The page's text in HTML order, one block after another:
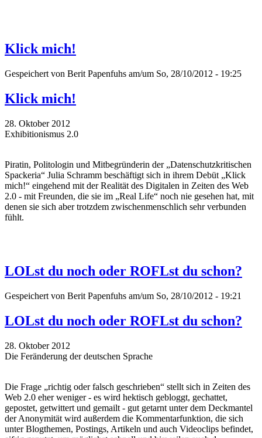
Klick mich!
Gespeichert von Berit Papenfuhs am/um So, 28/10/2012 - 19:25
Klick mich!
28. Oktober 2012
Exhibitionismus 2.0
Piratin, Politologin und Mitbegründerin der „Datenschutzkritischen
Spackeria“ Julia Schramm beschäftigt sich in ihrem Debüt „Klick
mich!“ eingehend mit der Realität des Digitalen in Zeiten des Web
2.0 - mit Freunden, die sie im „Real Life“ noch nie gesehen hat, mit
denen sie sich aber trotzdem zwischenmenschlich sehr verbunden
fühlt.
LOLst du noch oder ROFLst du schon?
Gespeichert von Berit Papenfuhs am/um So, 28/10/2012 - 19:21
LOLst du noch oder ROFLst du schon?
28. Oktober 2012
Die Feränderung der deutschen Sprache
Die Frage „richtig oder falsch geschrieben“ stellt sich in Zeiten des
Web 2.0 eher weniger - es wird hektisch gebloggt, gechattet,
gepostet, getwittert und gemailt - gut getarnt unter dem Deckmantel
der Anonymität wird außerdem die Kommentarfunktion, die sich
unter Blogthemen, Postings, Artikeln und auch Videoclips befindet,